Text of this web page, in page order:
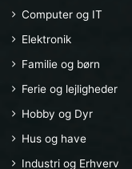
Computer og IT
Elektronik
Familie og børn
Ferie og lejligheder
Hobby og Dyr
Hus og have
Industri og Erhverv